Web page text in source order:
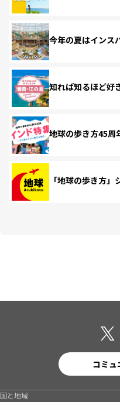
今年の夏はインス
知れば知るほど好
地球の歩き方45周
「地球の歩き方
コミュ
国と地域